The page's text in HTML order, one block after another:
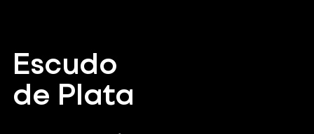
Escudo
de Plata